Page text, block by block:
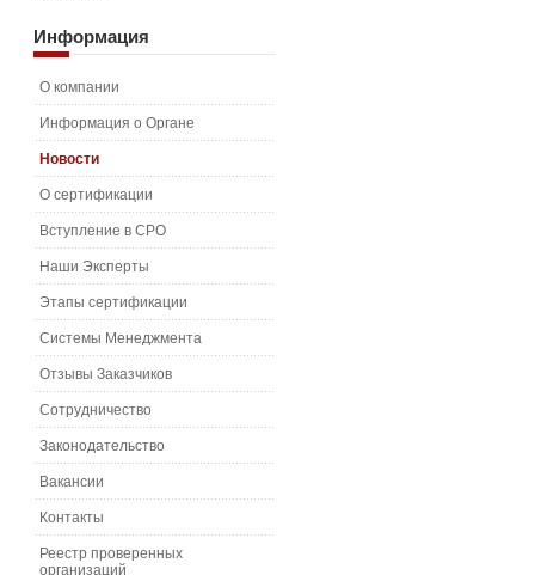
Информация
О компании
Информация о Органе
Новости
О сертификации
Вступление в СРО
Наши Эксперты
Этапы сертификации
Системы Менеджмента
Отзывы Заказчиков
Сотрудничество
Законодательство
Вакансии
Контакты
Реестр проверенных
организаций